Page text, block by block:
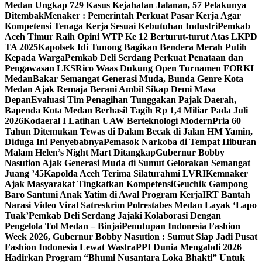
Medan Ungkap 729 Kasus Kejahatan Jalanan, 57 Pelakunya
DitembakMenaker : Pemerintah Perkuat Pasar Kerja Agar
Kompetensi Tenaga Kerja Sesuai Kebutuhan IndustriPemkab
Aceh Timur Raih Opini WTP Ke 12 Berturut-turut Atas LKPD
TA 2025Kapolsek Idi Tunong Bagikan Bendera Merah Putih
Kepada WargaPemkab Deli Serdang Perkuat Penataan dan
Pengawasan LKSRico Waas Dukung Open Turnamen FORKI
MedanBakar Semangat Generasi Muda, Bunda Genre Kota
Medan Ajak Remaja Berani Ambil Sikap Demi Masa
DepanEvaluasi Tim Penagihan Tunggakan Pajak Daerah,
Bapenda Kota Medan Berhasil Tagih Rp 1,4 Miliar Pada Juli
2026Kodaeral I Latihan UAW Berteknologi ModernPria 60
Tahun Ditemukan Tewas di Dalam Becak di Jalan HM Yamin,
Diduga Ini PenyebabnyaPemasok Narkoba di Tempat Hiburan
Malam Helen’s Night Mart DitangkapGubernur Bobby
Nasution Ajak Generasi Muda di Sumut Gelorakan Semangat
Juang ’45Kapolda Aceh Terima Silaturahmi LVRIKemnaker
Ajak Masyarakat Tingkatkan KompetensiGeuchik Gampong
Baro Santuni Anak Yatim di Awal Program KerjaIRT Bantah
Narasi Video Viral Satreskrim Polrestabes Medan Layak ‘Lapo
Tuak’Pemkab Deli Serdang Jajaki Kolaborasi Dengan
Pengelola Tol Medan – BinjaiPenutupan Indonesia Fashion
Week 2026, Gubernur Bobby Nasution : Sumut Siap Jadi Pusat
Fashion Indonesia Lewat WastraPPI Dunia Mengabdi 2026
Hadirkan Program “Bhumi Nusantara Loka Bhakti” Untuk